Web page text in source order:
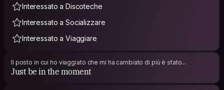
Interessato a Discoteche
Interessato a Socializzare
Interessato a Viaggiare
Il posto in cui ho viaggiato che mi ha cambiato di più è stato...
Just be in the moment